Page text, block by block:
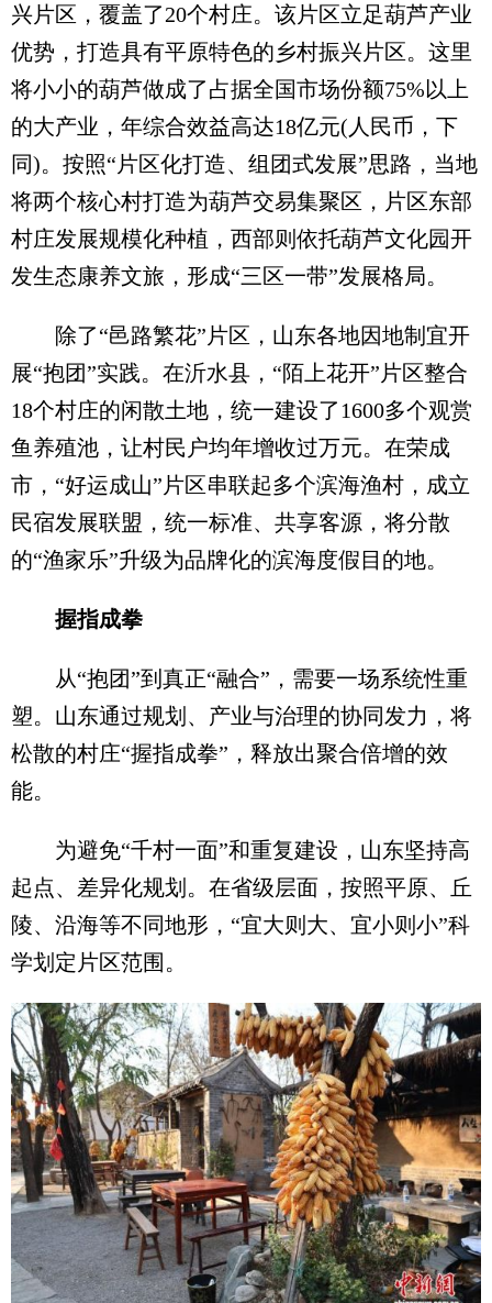
兴片区，覆盖了20个村庄。该片区立足葫芦产业
优势，打造具有平原特色的乡村振兴片区。这里
将小小的葫芦做成了占据全国市场份额75%以上
的大产业，年综合效益高达18亿元(人民币，下
同)。按照“片区化打造、组团式发展”思路，当地
将两个核心村打造为葫芦交易集聚区，片区东部
村庄发展规模化种植，西部则依托葫芦文化园开
发生态康养文旅，形成“三区一带”发展格局。
除了“邑路繁花”片区，山东各地因地制宜开
展“抱团”实践。在沂水县，“陌上花开”片区整合
18个村庄的闲散土地，统一建设了1600多个观赏
鱼养殖池，让村民户均年增收过万元。在荣成
市，“好运成山”片区串联起多个滨海渔村，成立
民宿发展联盟，统一标准、共享客源，将分散
的“渔家乐”升级为品牌化的滨海度假目的地。
握指成拳
从“抱团”到真正“融合”，需要一场系统性重
塑。山东通过规划、产业与治理的协同发力，将
松散的村庄“握指成拳”，释放出聚合倍增的效
能。
为避免“千村一面”和重复建设，山东坚持高
起点、差异化规划。在省级层面，按照平原、丘
陵、沿海等不同地形，“宜大则大、宜小则小”科
学划定片区范围。